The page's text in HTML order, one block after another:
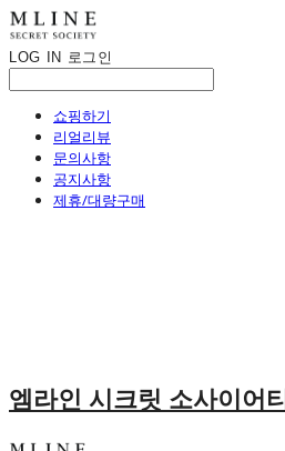
LOG IN 로그인
쇼핑하기
리얼리뷰
문의사항
공지사항
제휴/대량구매
엠라인 시크릿 소사이어티